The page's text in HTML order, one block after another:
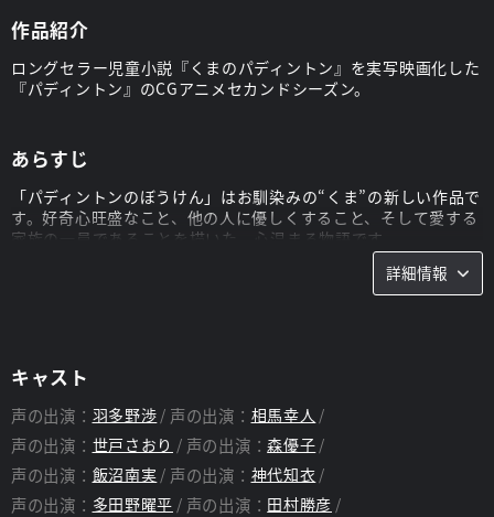
作品紹介
ロングセラー児童小説『くまのパディントン』を実写映画化した
『パディントン』のCGアニメセカンドシーズン。
あらすじ
「パディントンのぼうけん」はお馴染みの“くま”の新しい作品で
す。好奇心旺盛なこと、他の人に優しくすること、そして愛する
家族の一員であることを描いた、心温まる物語です。
詳細情報
キャスト
声の出演： 羽多野渉 声の出演： 相馬幸人
声の出演： 世戸さおり 声の出演：森優子
声の出演： 飯沼南実 声の出演： 神代知衣
声の出演： 多田野曜平 声の出演： 田村勝彦